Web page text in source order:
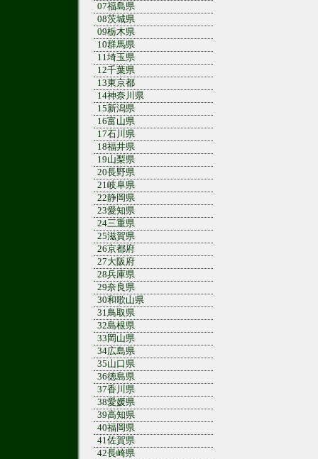
07福島県
08茨城県
09栃木県
10群馬県
11埼玉県
12千葉県
13東京都
14神奈川県
15新潟県
16富山県
17石川県
18福井県
19山梨県
20長野県
21岐阜県
22静岡県
23愛知県
24三重県
25滋賀県
26京都府
27大阪府
28兵庫県
29奈良県
30和歌山県
31鳥取県
32島根県
33岡山県
34広島県
35山口県
36徳島県
37香川県
38愛媛県
39高知県
40福岡県
41佐賀県
42長崎県